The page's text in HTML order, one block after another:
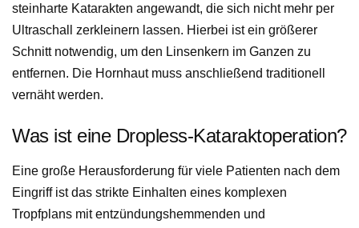
steinharte Katarakten angewandt, die sich nicht mehr per
Ultraschall zerkleinern lassen. Hierbei ist ein größerer
Schnitt notwendig, um den Linsenkern im Ganzen zu
entfernen. Die Hornhaut muss anschließend traditionell
vernäht werden.
Was ist eine Dropless-Kataraktoperation?
Eine große Herausforderung für viele Patienten nach dem
Eingriff ist das strikte Einhalten eines komplexen
Tropfplans mit entzündungshemmenden und